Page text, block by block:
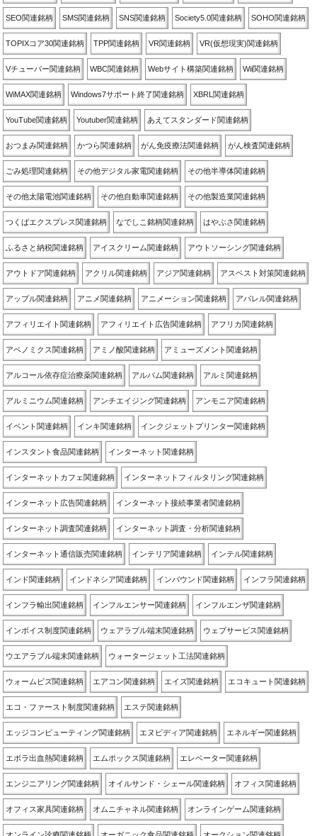
SEO関連銘柄 SMS関連銘柄 SNS関連銘柄 Society5.0関連銘柄 SOHO関連銘柄
TOPIXコア30関連銘柄 TPP関連銘柄 VR関連銘柄 VR(仮想現実)関連銘柄
Vチューバー関連銘柄 WBC関連銘柄 Webサイト構築関連銘柄 Wii関連銘柄
WiMAX関連銘柄 Windows7サポート終了関連銘柄 XBRL関連銘柄
YouTube関連銘柄 Youtuber関連銘柄 あえてスタンダード関連銘柄
おつまみ関連銘柄 かつら関連銘柄 がん免疫療法関連銘柄 がん検査関連銘柄
ごみ処理関連銘柄 その他デジタル家電関連銘柄 その他半導体関連銘柄
その他太陽電池関連銘柄 その他自動車関連銘柄 その他製造業関連銘柄
つくばエクスプレス関連銘柄 なでしこ銘柄関連銘柄 はやぶさ関連銘柄
ふるさと納税関連銘柄 アイスクリーム関連銘柄 アウトソーシング関連銘柄
アウトドア関連銘柄 アクリル関連銘柄 アジア関連銘柄 アスベスト対策関連銘柄
アップル関連銘柄 アニメ関連銘柄 アニメーション関連銘柄 アパレル関連銘柄
アフィリエイト関連銘柄 アフィリエイト広告関連銘柄 アフリカ関連銘柄
アベノミクス関連銘柄 アミノ酸関連銘柄 アミューズメント関連銘柄
アルコール依存症治療薬関連銘柄 アルバム関連銘柄 アルミ関連銘柄
アルミニウム関連銘柄 アンチエイジング関連銘柄 アンモニア関連銘柄
イベント関連銘柄 インキ関連銘柄 インクジェットプリンター関連銘柄
インスタント食品関連銘柄 インターネット関連銘柄
インターネットカフェ関連銘柄 インターネットフィルタリング関連銘柄
インターネット広告関連銘柄 インターネット接続事業者関連銘柄
インターネット調査関連銘柄 インターネット調査・分析関連銘柄
インターネット通信販売関連銘柄 インテリア関連銘柄 インテル関連銘柄
インド関連銘柄 インドネシア関連銘柄 インバウンド関連銘柄 インフラ関連銘柄
インフラ輸出関連銘柄 インフルエンサー関連銘柄 インフルエンザ関連銘柄
インボイス制度関連銘柄 ウェアラブル端末関連銘柄 ウェブサービス関連銘柄
ウエアラブル端末関連銘柄 ウォータージェット工法関連銘柄
ウォームビズ関連銘柄 エアコン関連銘柄 エイズ関連銘柄 エコキュート関連銘柄
エコ・ファースト制度関連銘柄 エステ関連銘柄
エッジコンピューティング関連銘柄 エヌビディア関連銘柄 エネルギー関連銘柄
エボラ出血熱関連銘柄 エムポックス関連銘柄 エレベーター関連銘柄
エンジニアリング関連銘柄 オイルサンド・シェール関連銘柄 オフィス関連銘柄
オフィス家具関連銘柄 オムニチャネル関連銘柄 オンラインゲーム関連銘柄